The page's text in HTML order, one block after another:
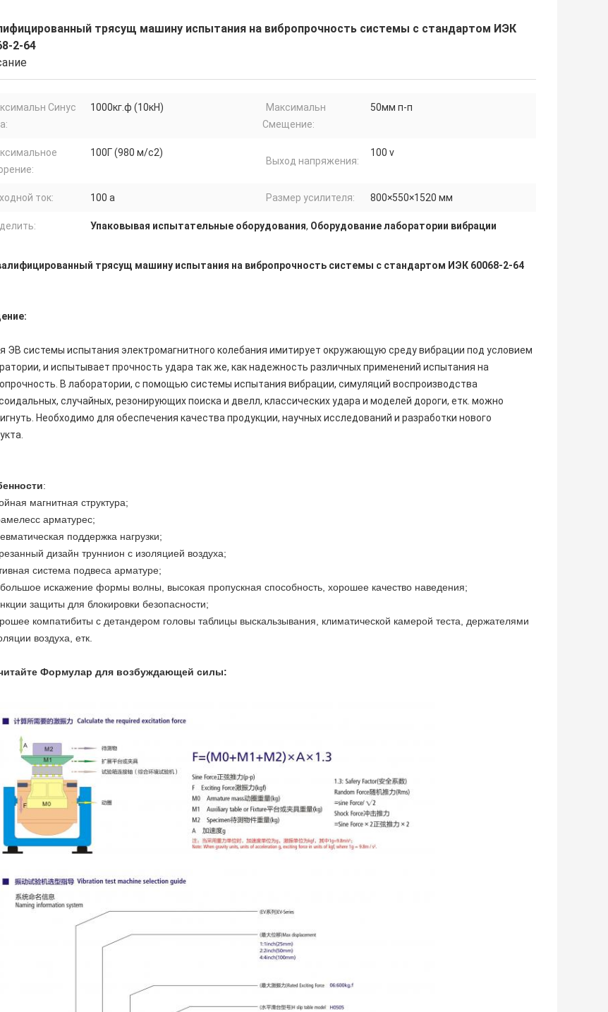
трясущ машину испытания на вибропрочность системы с стандартом ИЭК
2-64
Синус
1000кг.ф (10кН)
Максимальн
Смещение:
50мм п-п
100Г (980 м/с2)
Выход напряжения:
100 v
ток: 100 a Размер усилителя: 800×550×1520 мм
Упаковывая испытательные оборудования, Оборудование лаборатории вибрации
трясущ машину испытания на вибропрочность системы с стандартом ИЭК 60068-2-64
ЭВ системы испытания электромагнитного колебания имитирует окружающую среду вибрации под условием
и испытывает прочность удара так же, как надежность различных применений испытания на
В лаборатории, с помощью системы испытания вибрации, симуляций воспроизводства
случайных, резонирующих поиска и двелл, классических удара и моделей дороги, етк. можно
Необходимо для обеспечения качества продукции, научных исследований и разработки нового
:
магнитная структура;
арматурес;
поддержка нагрузки;
дизайн труннион с изоляцией воздуха;
система подвеса арматуре;
искажение формы волны, высокая пропускная способность, хорошее качество наведения;
защиты для блокировки безопасности;
компатибиты с детандером головы таблицы выскальзывания, климатической камерой теста, держателями
воздуха, етк.
Формулар для возбуждающей силы: